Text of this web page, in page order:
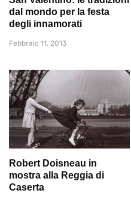
dal mondo per la festa
degli innamorati
Febbraio 11, 2013
Robert Doisneau in
mostra alla Reggia di
Caserta